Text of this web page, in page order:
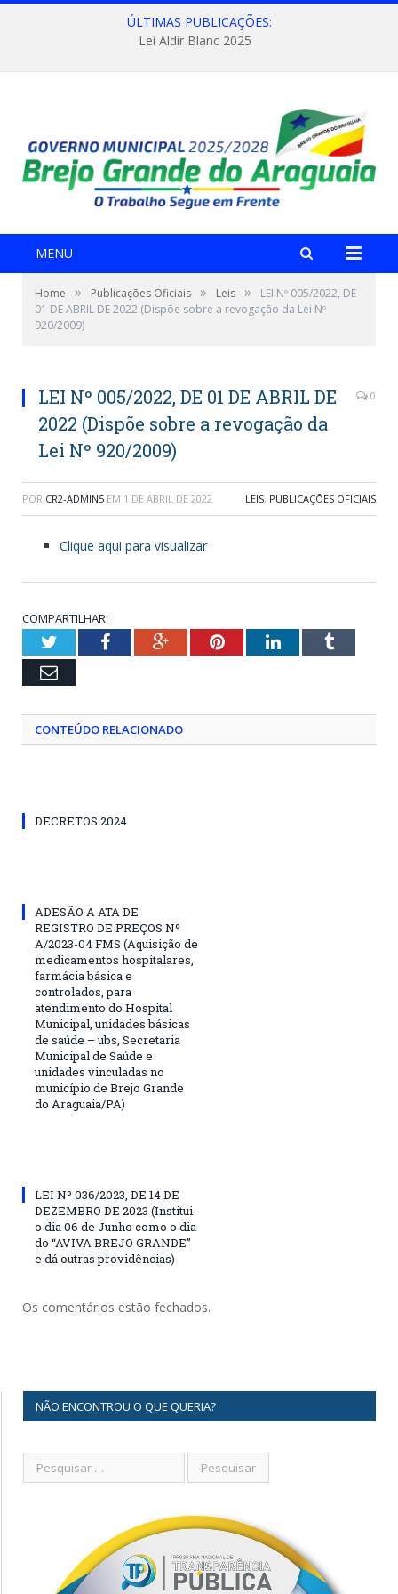
ÚLTIMAS PUBLICAÇÕES:
Lei Aldir Blanc 2025
MENU
Home » Publicações Oficiais » Leis »
LEI Nº 005/2022, DE
01 DE ABRIL DE 2022 (Dispõe sobre a revogação da Lei Nº
920/2009)
LEI Nº 005/2022, DE 01 DE ABRIL DE
2022 (Dispõe sobre a revogação da
Lei Nº 920/2009)
0
POR CR2-ADMIN5 EM 1 DE ABRIL DE 2022 LEIS, PUBLICAÇÕES OFICIAIS
Clique aqui para visualizar
COMPARTILHAR:
TwitterFacebookGoogle+PinterestLinkedInTumblr
Email
CONTEÚDO RELACIONADO
DECRETOS 2024
ADESÃO A ATA DE
REGISTRO DE PREÇOS Nº
A/2023-04 FMS (Aquisição de
medicamentos hospitalares,
farmácia básica e
controlados, para
atendimento do Hospital
Municipal, unidades básicas
de saúde – ubs, Secretaria
Municipal de Saúde e
unidades vinculadas no
município de Brejo Grande
do Araguaia/PA)
LEI Nº 036/2023, DE 14 DE
DEZEMBRO DE 2023 (Institui
o dia 06 de Junho como o dia
do “AVIVA BREJO GRANDE”
e dá outras providências)
Os comentários estão fechados.
NÃO ENCONTROU O QUE QUERIA?